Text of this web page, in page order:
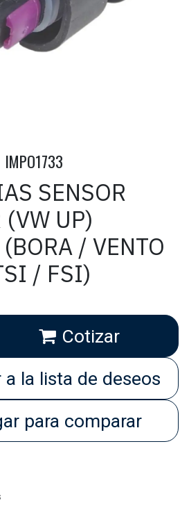
IMPO1733
SENSOR
UP)
/ VENTO
/ FSI)
Cotizar
para comparar
a la lista de deseos